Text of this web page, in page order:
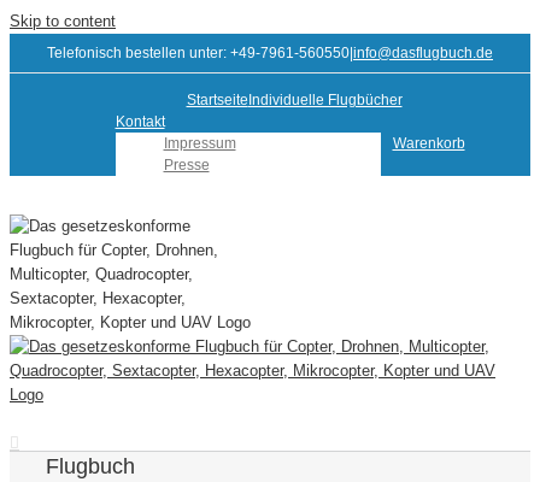
Skip to content
Telefonisch bestellen unter: +49-7961-560550 info@dasflugbuch.de
Startseite Individuelle Flugbücher
Kontakt
Impressum
Presse
Warenkorb
Flugbuch